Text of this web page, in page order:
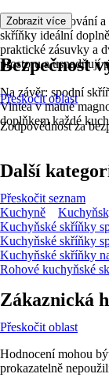
Kvalitní zpracování
skříňky ideální
praktické zásuvky a
prostoru a usnadňují
Na závěr: spodní
Vintea v matné
doplňkem každé
Zobrazit více
Bezpečnost
Přeskočit oblast
Zodpovědnost za
Další
Přeskočit seznam
Kuchyně
Kuchyňské skříňky
Kuchyňské skříňky
Kuchyňské skříňky
Rohové kuchyňské
Zákaznická
Přeskočit oblast
Hodnocení mohou
prokazatelně